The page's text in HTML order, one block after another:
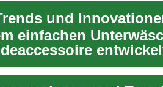
einfachen